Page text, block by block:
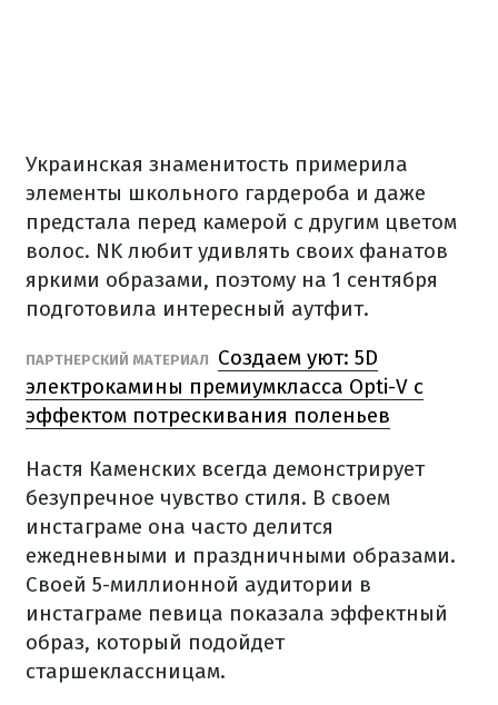
Украинская знаменитость примерила
элементы школьного гардероба и даже
предстала перед камерой с другим цветом
волос. NK любит удивлять своих фанатов
яркими образами, поэтому на 1 сентября
подготовила интересный аутфит.
ПАРТНЕРСКИЙ МАТЕРИАЛ
Создаем уют: 5D
электрокамины премиумкласса Opti-V с
эффектом потрескивания поленьев
Настя Каменских всегда демонстрирует
безупречное чувство стиля. В своем
инстаграме она часто делится
ежедневными и праздничными образами.
Своей 5-миллионной аудитории в
инстаграме певица показала эффектный
образ, который подойдет
старшеклассницам.